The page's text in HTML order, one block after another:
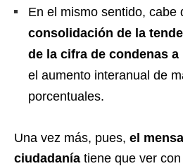
En el mismo sentido, cabe
consolidación de la
de la cifra de condenas
el aumento interanual de
porcentuales.
Una vez más, pues, el
ciudadanía tiene que ver